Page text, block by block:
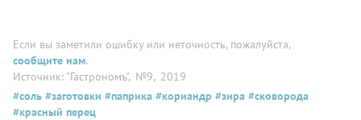
Если вы заметили ошибку или неточность, пожалуйста,
сообщите нам.
Источник: "Гастрономъ", №9, 2019
#соль #заготовки #паприка #кориандр #зира #сковорода
#красный перец